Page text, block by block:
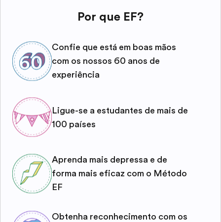
Por que EF?
Confie que está em boas mãos
com os nossos 60 anos de
experiência
Ligue-se a estudantes de mais de
100 países
Aprenda mais depressa e de
forma mais eficaz com o Método
EF
Obtenha reconhecimento com os